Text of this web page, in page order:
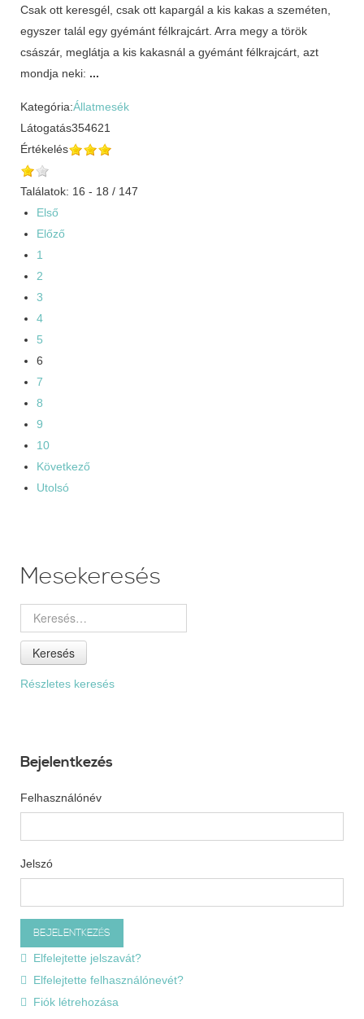
Csak ott keresgél, csak ott kapargál a kis kakas a szeméten,
egyszer talál egy gyémánt félkrajcárt. Arra megy a török
császár, meglátja a kis kakasnál a gyémánt félkrajcárt, azt
mondja neki: ...
Kategória:Állatmesék
Látogatás354621
Értékelés
Találatok: 16 - 18 / 147
Első
Előző
1
2
3
4
5
6
7
8
9
10
Következő
Utolsó
Mesekeresés
Keresés
Részletes keresés
Bejelentkezés
Felhasználónév
Jelszó
Elfelejtette jelszavát?
Elfelejtette felhasználónevét?
Fiók létrehozása